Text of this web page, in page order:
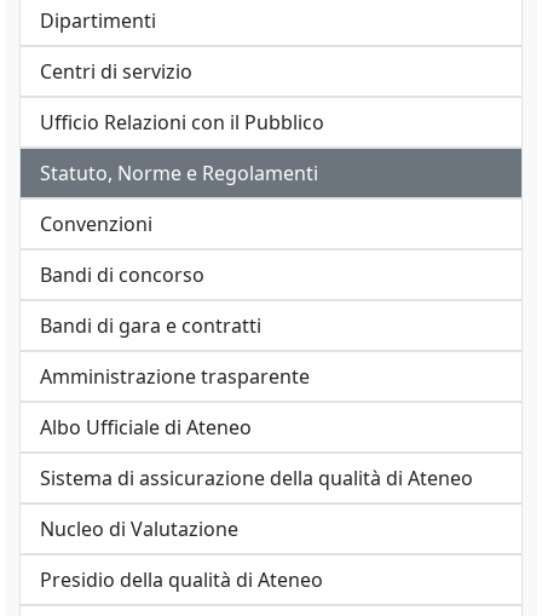
Dipartimenti
Centri di servizio
Ufficio Relazioni con il Pubblico
Statuto, Norme e Regolamenti
Convenzioni
Bandi di concorso
Bandi di gara e contratti
Amministrazione trasparente
Albo Ufficiale di Ateneo
Sistema di assicurazione della qualità di Ateneo
Nucleo di Valutazione
Presidio della qualità di Ateneo